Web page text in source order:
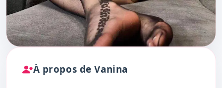
À propos de Vanina